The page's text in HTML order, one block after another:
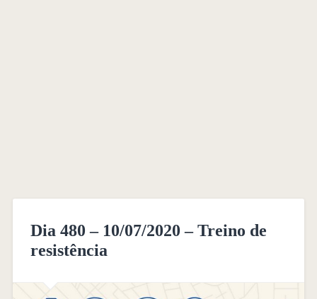
Dia 480 – 10/07/2020 – Treino de
resistência